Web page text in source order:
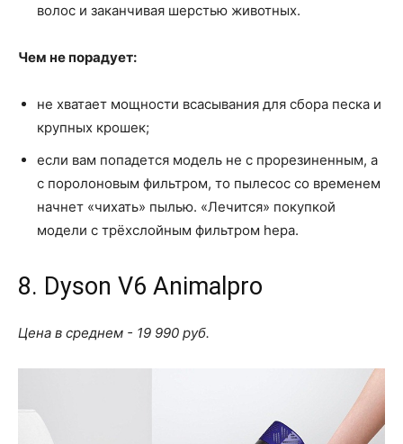
волос и заканчивая шерстью животных.
Чем не порадует:
не хватает мощности всасывания для сбора песка и
крупных крошек;
если вам попадется модель не с прорезиненным, а
с поролоновым фильтром, то пылесос со временем
начнет «чихать» пылью. «Лечится» покупкой
модели с трёхслойным фильтром hepa.
8. Dyson V6 Animalpro
Цена в среднем - 19 990 руб.